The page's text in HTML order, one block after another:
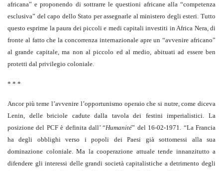
africana” e proponendo di sottrarre le questioni africane alla “competenza
esclusiva” del capo dello Stato per assegnarle al ministero degli esteri. Tutto
questo esprime la paura dei piccoli e medi capitali investiti in Africa Nera, di
fronte al fatto che la concorrenza internazionale apre un “avvenire africano”
al grande capitale, ma non al piccolo ed al medio, abituati ad essere ben
protetti dal privilegio coloniale.
* * *
Ancor più teme l’avvenire l’opportunismo operaio che si nutre, come diceva
Lenin, delle briciole cadute dalla tavola dei festini imperialistici. La
posizione del PCF è definita dall’ “Humanité” del 16-02-1971. “La Francia
ha degli obblighi verso i popoli dei Paesi già sottomessi alla sua
dominazione coloniale. Ma la cooperazione attuale tende innanzitutto a
difendere gli interessi delle grandi società capitalistiche a detrimento degli